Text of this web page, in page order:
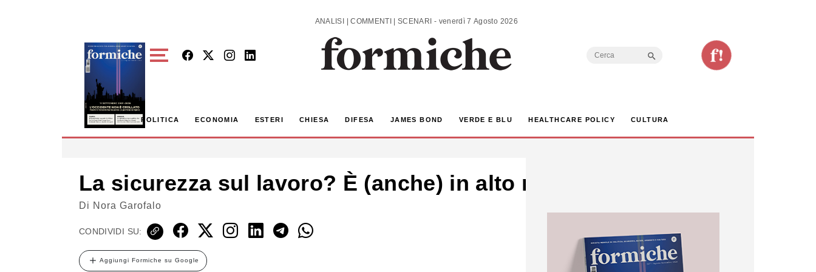
ANALISI | COMMENTI | SCENARI - venerdì 7 Agosto 2026
Search
POLITICA ECONOMIA ESTERI CHIESA DIFESA JAMES BOND VERDE E BLU HEALTHCARE POLICY CULTURA
La sicurezza sul lavoro? È (anche) in alto mare
Di Nora Garofalo
CONDIVIDI SU:
Aggiungi Formiche su Google